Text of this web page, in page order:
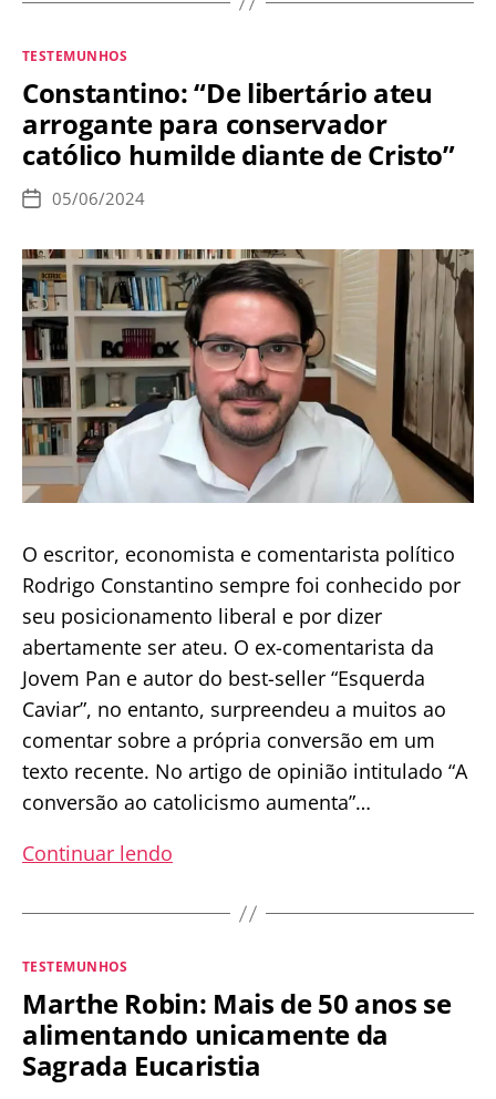
IX
para
o
amado
Categorias
TESTEMUNHOS
Constantino: “De libertário ateu
arrogante para conservador
católico humilde diante de Cristo”
Data
publicação
05/06/2024
O escritor, economista e comentarista político
Rodrigo Constantino sempre foi conhecido por
seu posicionamento liberal e por dizer
abertamente ser ateu. O ex-comentarista da
Jovem Pan e autor do best-seller “Esquerda
Caviar”, no entanto, surpreendeu a muitos ao
comentar sobre a própria conversão em um
texto recente. No artigo de opinião intitulado “A
conversão ao catolicismo aumenta”…
Continuar lendo
libertário
para
conservador
católico
Categorias
TESTEMUNHOS
Marthe Robin: Mais de 50 anos se
alimentando unicamente da
Sagrada Eucaristia